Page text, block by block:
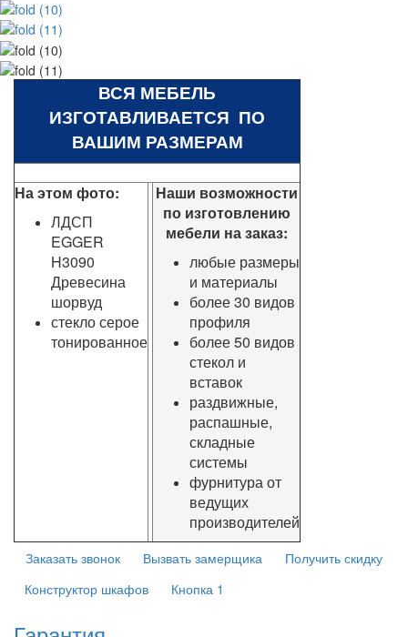
ВСЯ МЕБЕЛЬ
ИЗГОТАВЛИВАЕТСЯ ПО
ВАШИМ РАЗМЕРАМ
На этом фото:
ЛДСП
EGGER
H3090
Древесина
шорвуд
стекло серое
тонированное
Наши возможности
по изготовлению
мебели на заказ:
любые размеры
и материалы
более 30 видов
профиля
более 50 видов
стекол и
вставок
раздвижные,
распашные,
складные
системы
фурнитура от
ведущих
производителей
Заказать звонок Вызвать замерщика
Получить скидку
Конструктор шкафов
Кнопка 1